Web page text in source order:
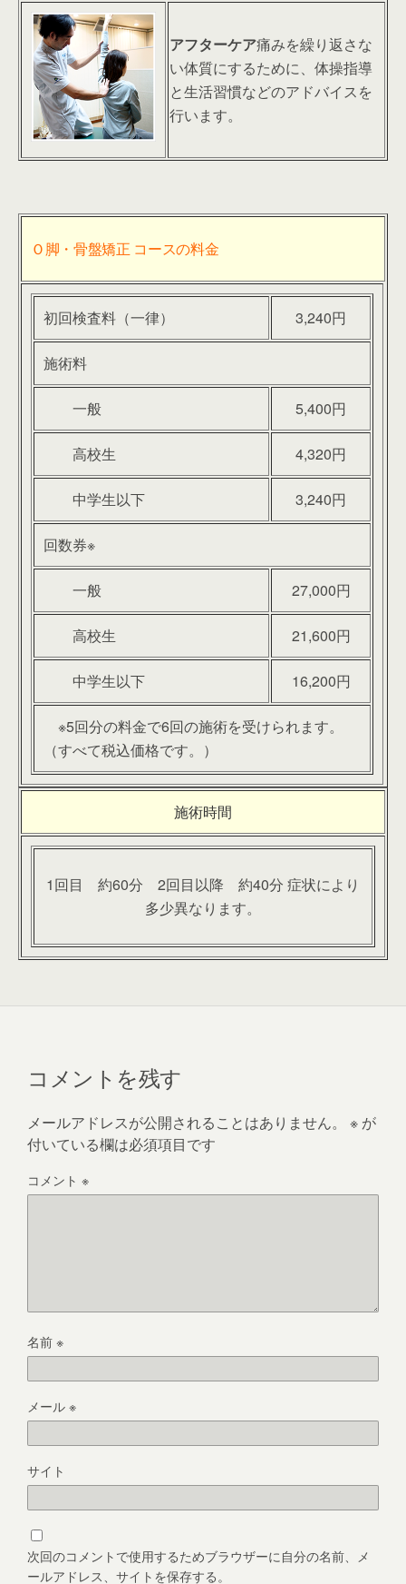
アフターケア痛みを繰り返さな
い体質にするために、体操指導
と生活習慣などのアドバイスを
行います。
Ｏ脚・骨盤矯正 コースの料金
初回検査料（一律） 3,240円
施術料
一般 5,400円
高校生 4,320円
中学生以下 3,240円
回数券※
一般 27,000円
高校生 21,600円
中学生以下 16,200円
※5回分の料金で6回の施術を受けられます。
（すべて税込価格です。）
施術時間
1回目 約60分 2回目以降 約40分 症状により
多少異なります。
コメントを残す
メールアドレスが公開されることはありません。 ※ が
付いている欄は必須項目です
コメント ※
名前※
メール※
サイト
次回のコメントで使用するためブラウザーに自分の名前、メ
ールアドレス、サイトを保存する。